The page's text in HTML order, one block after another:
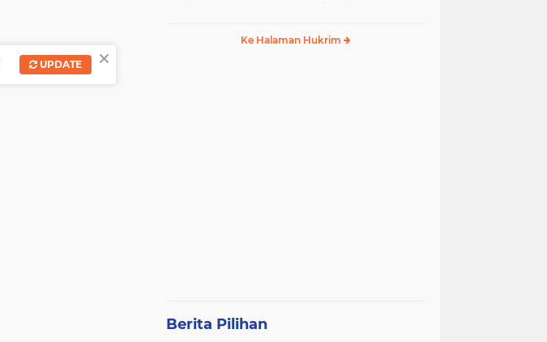
Ke Halaman Hukrim
Berita Pilihan
×
UPDATE